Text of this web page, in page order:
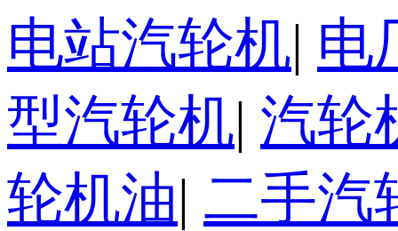
电站汽轮机| 电
型汽轮机| 汽轮
轮机油| 二手汽